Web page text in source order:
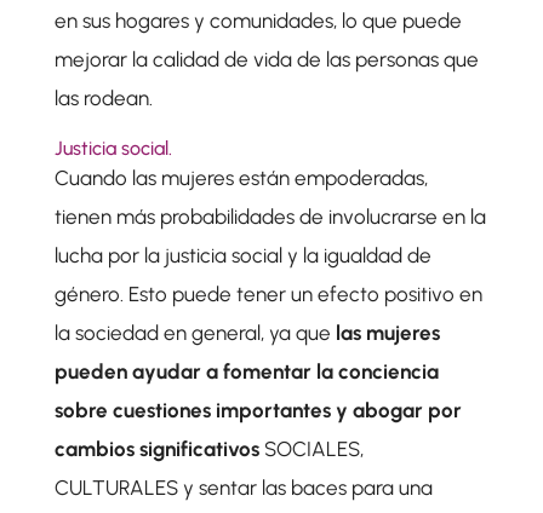
en sus hogares y comunidades, lo que puede
mejorar la calidad de vida de las personas que
las rodean.
Justicia social.
Cuando las mujeres están empoderadas,
tienen más probabilidades de involucrarse en la
lucha por la justicia social y la igualdad de
género. Esto puede tener un efecto positivo en
la sociedad en general, ya que las mujeres
pueden ayudar a fomentar la conciencia
sobre cuestiones importantes y abogar por
cambios significativosSOCIALES,
CULTURALES y sentar las baces para una